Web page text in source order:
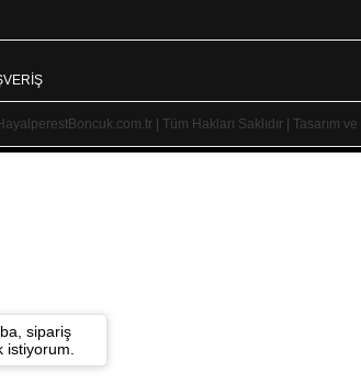
| Tüm Hakları Saklıdır | Tasarım ve
sipariş
istiyorum.